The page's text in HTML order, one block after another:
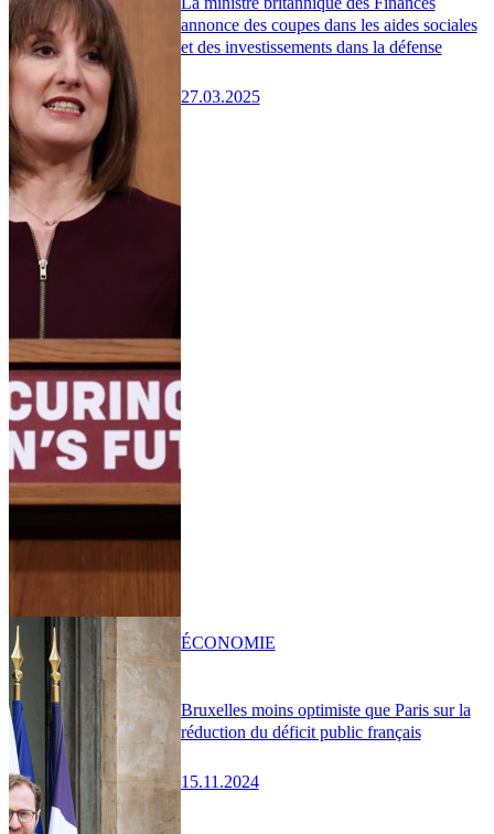
annonce des coupes dans les aides sociales
et des investissements dans la défense
27.03.2025
Bruxelles moins optimiste que Paris sur la
réduction du déficit public français
15.11.2024
ÉCONOMIE